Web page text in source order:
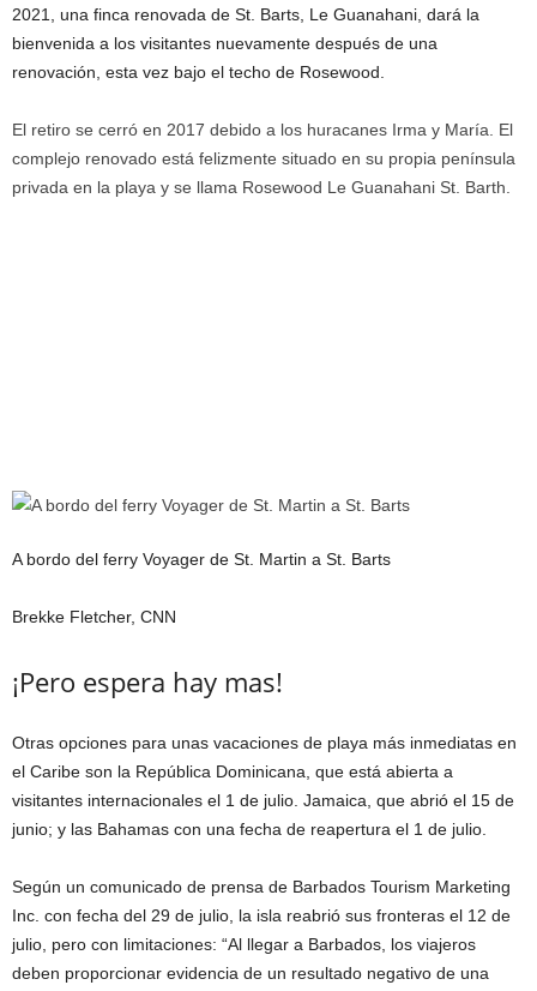
2021, una finca renovada de St. Barts, Le Guanahani, dará la
bienvenida a los visitantes nuevamente después de una
renovación, esta vez bajo el techo de Rosewood.
El retiro se cerró en 2017 debido a los huracanes Irma y María. El
complejo renovado está felizmente situado en su propia península
privada en la playa y se llama Rosewood Le Guanahani St. Barth.
A bordo del ferry Voyager de St. Martin a St. Barts
Brekke Fletcher, CNN
¡Pero espera hay mas!
Otras opciones para unas vacaciones de playa más inmediatas en
el Caribe son la República Dominicana, que está abierta a
visitantes internacionales el 1 de julio. Jamaica, que abrió el 15 de
junio; y las Bahamas con una fecha de reapertura el 1 de julio.
Según un comunicado de prensa de Barbados Tourism Marketing
Inc. con fecha del 29 de julio, la isla reabrió sus fronteras el 12 de
julio, pero con limitaciones: “Al llegar a Barbados, los viajeros
deben proporcionar evidencia de un resultado negativo de una